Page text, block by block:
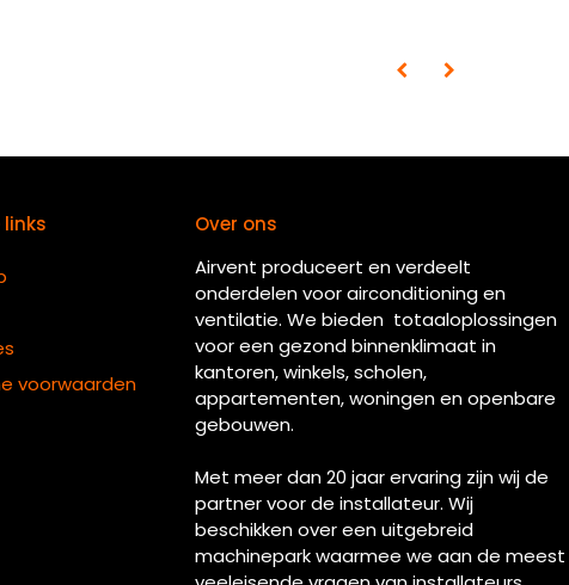
voorwaarden
Over ons
Airvent produceert en verdeelt
onderdelen voor airconditioning en
ventilatie. We bieden totaaloplossingen
voor een gezond binnenklimaat in
kantoren, winkels, scholen,
appartementen, woningen en openbare
gebouwen.
Met meer dan 20 jaar ervaring zijn wij de
partner voor de installateur. Wij
beschikken over een uitgebreid
machinepark waarmee we aan de meest